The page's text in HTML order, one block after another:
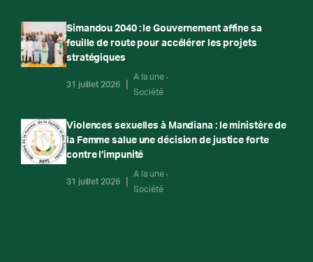
Simandou 2040 : le Gouvernement affine sa
feuille de route pour accélérer les projets
stratégiques
31 juillet 2026
A la une
Société
Violences sexuelles à Mandiana : le ministère de
la Femme salue une décision de justice forte
contre l’impunité
31 juillet 2026
A la une
Société